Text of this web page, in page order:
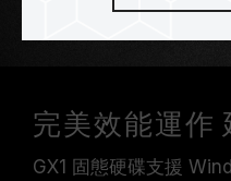
完美效能運作
GX1 固態硬碟支援